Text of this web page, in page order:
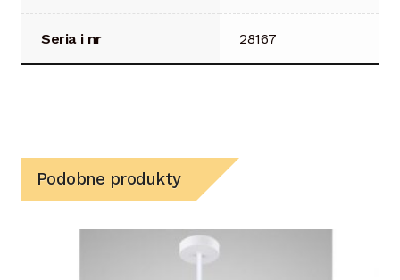
Seria i nr 28167
Podobne produkty